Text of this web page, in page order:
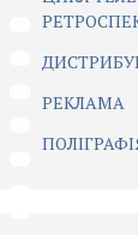
РЕКЛАМА